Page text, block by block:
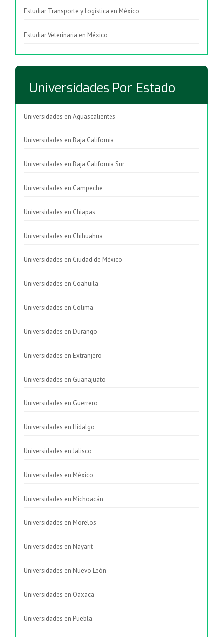
Estudiar Transporte y Logística en México
Estudiar Veterinaria en México
Universidades Por Estado
Universidades en Aguascalientes
Universidades en Baja California
Universidades en Baja California Sur
Universidades en Campeche
Universidades en Chiapas
Universidades en Chihuahua
Universidades en Ciudad de México
Universidades en Coahuila
Universidades en Colima
Universidades en Durango
Universidades en Extranjero
Universidades en Guanajuato
Universidades en Guerrero
Universidades en Hidalgo
Universidades en Jalisco
Universidades en México
Universidades en Michoacán
Universidades en Morelos
Universidades en Nayarit
Universidades en Nuevo León
Universidades en Oaxaca
Universidades en Puebla